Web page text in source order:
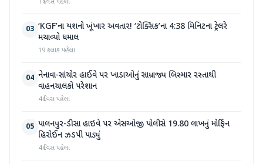
1 દિવસ પહેલા
03 ‘KGF’ના યશનો ખૂંખાર અવતાર! ‘ટોક્સિક’ના 4:38 મિનિટના ટ્રેલરે
મચાવ્યો ધમાલ
19 કલાક પહેલા
04 નેનાવા-સાંચોર હાઈવે પર ખાડાઓનું સામ્રાજ્ય બિસ્માર રસ્તાથી
વાહનચાલકો પરેશાન
4 દિવસ પહેલા
05 પાલનપુર-ડીસા હાઇવે પર એસઓજી પોલીસે 19.80 લાખનું મોર્ફિન
હિરોઈન ઝડપી પાડ્યું
4 દિવસ પહેલા